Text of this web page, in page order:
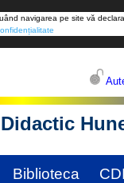
navigarea pe site vă
Biblioteca